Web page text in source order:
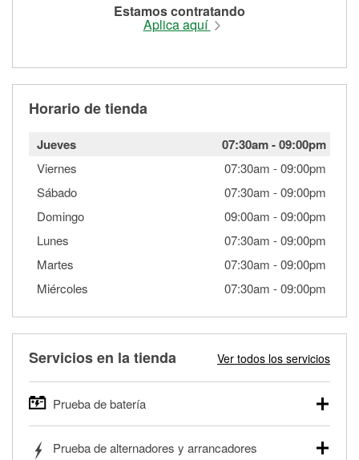
Estamos contratando
Aplica aquí
Horario de tienda
Jueves 07:30am-09:00pm
Viernes 07:30am -09:00pm
Sábado
07:30am -09:00pm
Domingo
09:00am -09:00pm
Lunes
07:30am -09:00pm
Martes
07:30am -09:00pm
Miércoles
07:30am -09:00pm
Servicios en la tienda Ver todos los servicios
Prueba de batería
autos, camionetas, SUVs, vehículos comerciales y
Prueba de alternadores y arrancadores